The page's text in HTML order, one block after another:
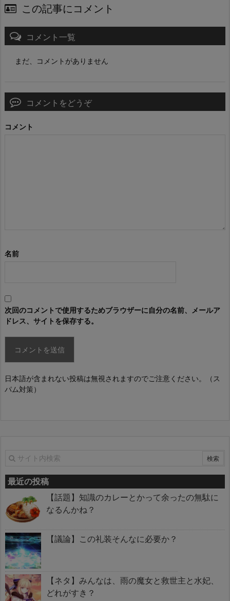
この記事にコメント
コメント一覧
まだ、コメントがありません
コメントをどうぞ
コメント
名前
次回のコメントで使用するためブラウザーに自分の名前、メールア
ドレス、サイトを保存する。
日本語が含まれない投稿は無視されますのでご注意ください。（ス
パム対策）
最近の投稿
【話題】知識のカレーとかって余ったの無駄に
なるんかね？
【議論】この礼装そんなに必要か？
【ネタ】みんなは、雨の魔女と救世主と水妃、
どれがすき？